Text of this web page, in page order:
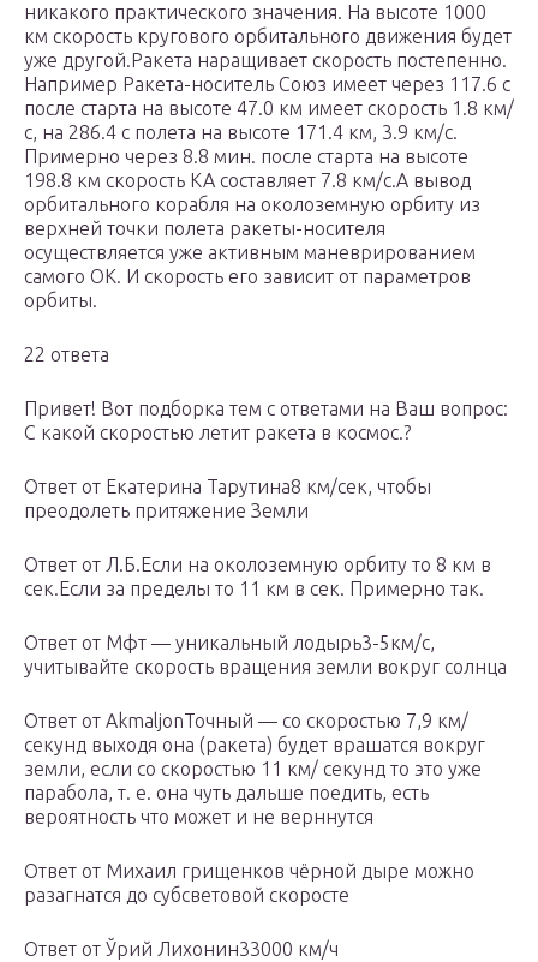
никакого практического значения. На высоте 1000
км скорость кругового орбитального движения будет
уже другой.Ракета наращивает скорость постепенно.
Например Ракета-носитель Союз имеет через 117.6 с
после старта на высоте 47.0 км имеет скорость 1.8 км/
с, на 286.4 с полета на высоте 171.4 км, 3.9 км/с.
Примерно через 8.8 мин. после старта на высоте
198.8 км скорость КА составляет 7.8 км/с.А вывод
орбитального корабля на околоземную орбиту из
верхней точки полета ракеты-носителя
осуществляется уже активным маневрированием
самого ОК. И скорость его зависит от параметров
орбиты.
22 ответа
Привет! Вот подборка тем с ответами на Ваш вопрос:
С какой скоростью летит ракета в космос.?
Ответ от Екатерина Тарутина8 км/сек, чтобы
преодолеть притяжение Земли
Ответ от Л.Б.Если на околоземную орбиту то 8 км в
сек.Если за пределы то 11 км в сек. Примерно так.
Ответ от Мфт — уникальный лодырь3-5км/с,
учитывайте скорость вращения земли вокруг солнца
Ответ от AkmaljonТочный — со скоростью 7,9 км/
секунд выходя она (ракета) будет врашатся вокруг
земли, если со скоростью 11 км/ секунд то это уже
парабола, т. е. она чуть дальше поедить, есть
вероятность что может и не верннутся
Ответ от Михаил грищенков чёрной дыре можно
разагнатся до субсветовой скоросте
Ответ от Ўрий Лихонин33000 км/ч